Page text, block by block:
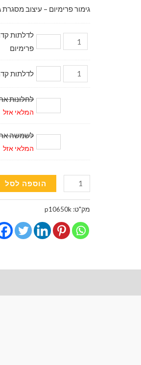
גימור פרימיום – עיצוב מסגרת
פרימיום
לדלתות קדמיות
לחלונות
המלאי אזל
לשמשה
המלאי אזל
כמות
של
וילונות
השחרה
מגנטיים
הוספה לסל
מק"ט: p10650k